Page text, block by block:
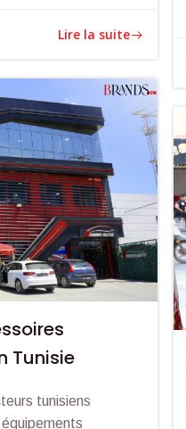
Lire la suite
Tunisie
tunisiens